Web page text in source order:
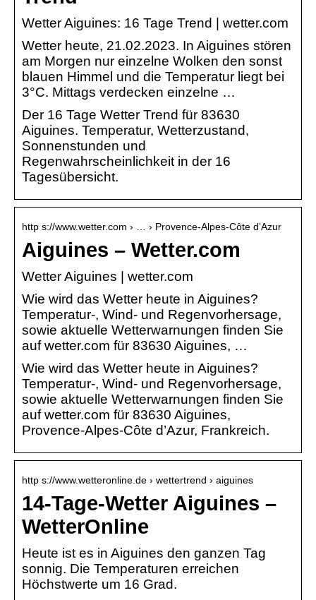
Wetter Aiguines: 16 Tage Trend | wetter.com
Wetter heute, 21.02.2023. In Aiguines stören
am Morgen nur einzelne Wolken den sonst
blauen Himmel und die Temperatur liegt bei
3°C. Mittags verdecken einzelne …
Der 16 Tage Wetter Trend für 83630
Aiguines. Temperatur, Wetterzustand,
Sonnenstunden und
Regenwahrscheinlichkeit in der 16
Tagesübersicht.
http s://www.wetter.com › … › Provence-Alpes-Côte d’Azur
Aiguines – Wetter.com
Wetter Aiguines | wetter.com
Wie wird das Wetter heute in Aiguines?
Temperatur-, Wind- und Regenvorhersage,
sowie aktuelle Wetterwarnungen finden Sie
auf wetter.com für 83630 Aiguines, …
Wie wird das Wetter heute in Aiguines?
Temperatur-, Wind- und Regenvorhersage,
sowie aktuelle Wetterwarnungen finden Sie
auf wetter.com für 83630 Aiguines,
Provence-Alpes-Côte d’Azur, Frankreich.
http s://www.wetteronline.de › wettertrend › aiguines
14-Tage-Wetter Aiguines –
WetterOnline
Heute ist es in Aiguines den ganzen Tag
sonnig. Die Temperaturen erreichen
Höchstwerte um 16 Grad.